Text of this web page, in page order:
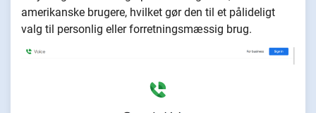
amerikanske brugere, hvilket gør den til et pålideligt
valg til personlig eller forretningsmæssig brug.